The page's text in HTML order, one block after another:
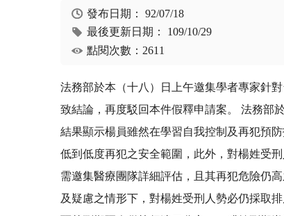
發布日期：92/07/18
最後更新日期： 109/10/29
點閱次數：2611
法務部於本（十八）日上午邀集學者專家針
致結論，再度駁回本件假釋申請案。 法務部
結果顯示楊員雖然在學習自我控制及再犯預
低到低度再犯之安全範圍，此外，對楊姓受
需邀集醫療團隊詳細評估，且其再犯危險仍
及疑慮之情形下，對楊姓受刑人勢必仍採取